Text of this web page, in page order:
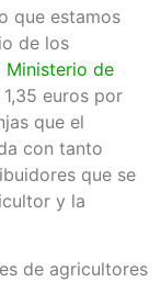
que estamos
de los
Ministerio de
euros por
que el
con tanto
que se
y la
de agricultores